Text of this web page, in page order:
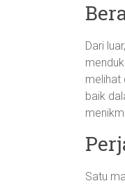
Dari
melihat
baik
Satu